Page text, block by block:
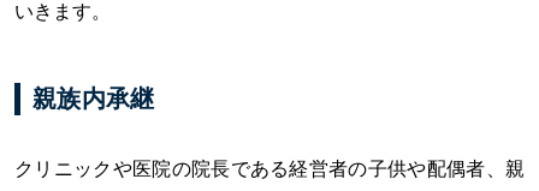
いきます。
親族内承継
クリニックや医院の院長である経営者の子供や配偶者、親